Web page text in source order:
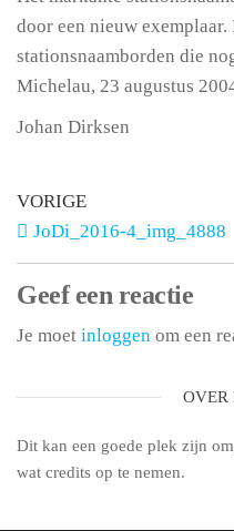
door een nieuw
stationsnaamborden die
Michelau, 23 augustus
Johan Dirksen
VORIGE
JoDi_2016-4_img_4888
Geef een reactie
Je moet inloggen om een
OVER
Dit kan een goede plek zijn
wat credits op te nemen.